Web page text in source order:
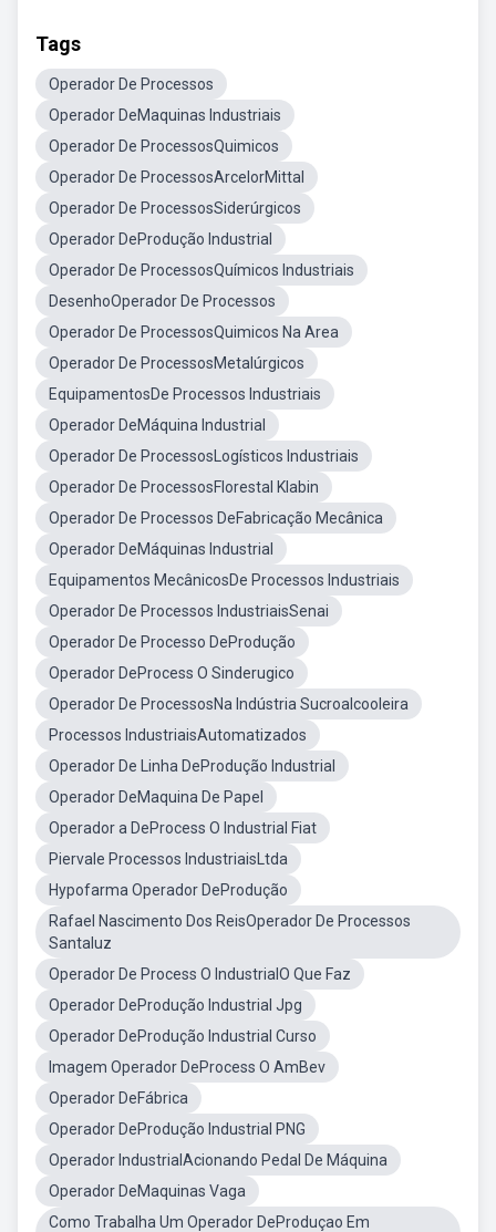
Tags
Operador De Processos
Operador DeMaquinas Industriais
Operador De ProcessosQuimicos
Operador De ProcessosArcelorMittal
Operador De ProcessosSiderúrgicos
Operador DeProdução Industrial
Operador De ProcessosQuímicos Industriais
DesenhoOperador De Processos
Operador De ProcessosQuimicos Na Area
Operador De ProcessosMetalúrgicos
EquipamentosDe Processos Industriais
Operador DeMáquina Industrial
Operador De ProcessosLogísticos Industriais
Operador De ProcessosFlorestal Klabin
Operador De Processos DeFabricação Mecânica
Operador DeMáquinas Industrial
Equipamentos MecânicosDe Processos Industriais
Operador De Processos IndustriaisSenai
Operador De Processo DeProdução
Operador DeProcess O Sinderugico
Operador De ProcessosNa Indústria Sucroalcooleira
Processos IndustriaisAutomatizados
Operador De Linha DeProdução Industrial
Operador DeMaquina De Papel
Operador a DeProcess O Industrial Fiat
Piervale Processos IndustriaisLtda
Hypofarma Operador DeProdução
Rafael Nascimento Dos ReisOperador De Processos
Santaluz
Operador De Process O IndustrialO Que Faz
Operador DeProdução Industrial Jpg
Operador DeProdução Industrial Curso
Imagem Operador DeProcess O AmBev
Operador DeFábrica
Operador DeProdução Industrial PNG
Operador IndustrialAcionando Pedal De Máquina
Operador DeMaquinas Vaga
Como Trabalha Um Operador DeProduçao Em